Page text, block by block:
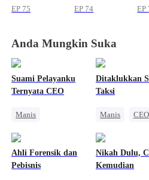
EP 75 EP 74 EP
Anda Mungkin Suka
Suami Pelayanku
Ternyata CEO
Manis
Wanita Kuat
Ditaklukkan
Taksi
Manis
CEO
Ahli Forensik dan
Pebisnis
Nikah Dulu,
Kemudian